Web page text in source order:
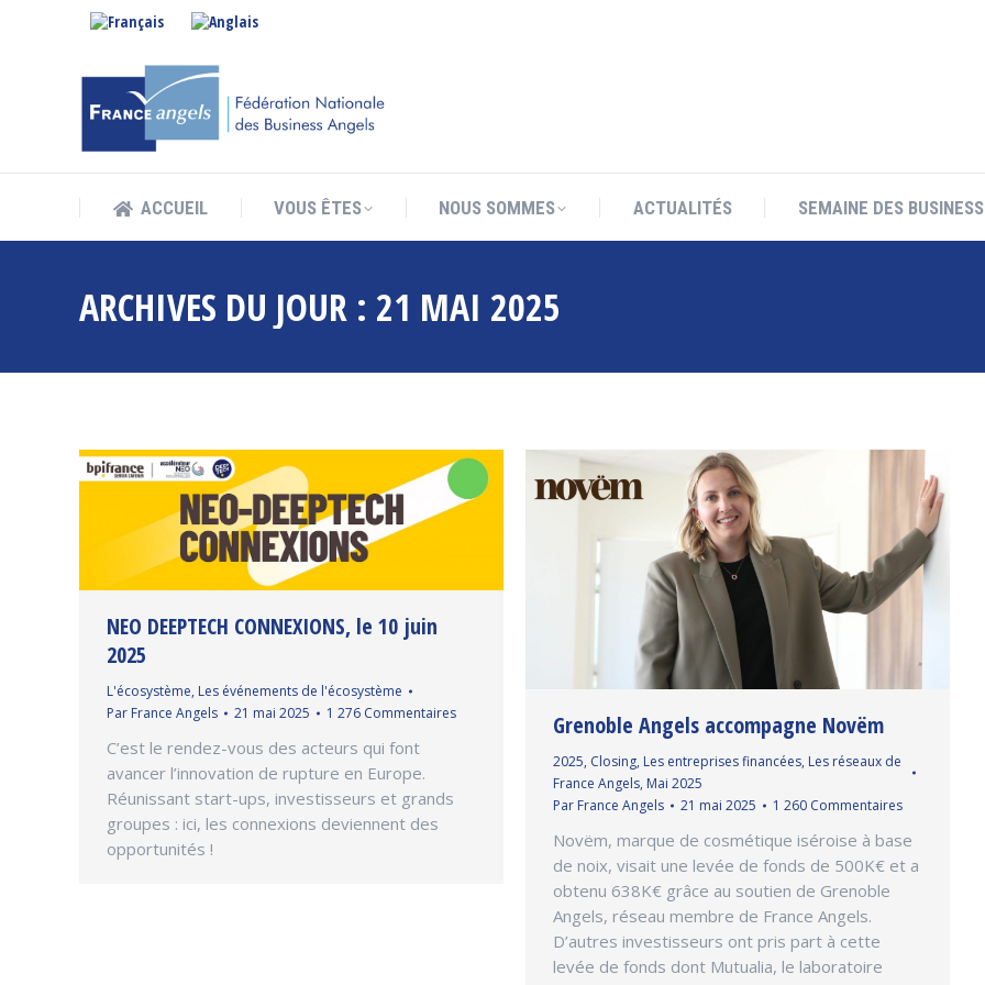
ACCUEIL VOUS ÊTES NOUS SOMMES ACTUALITÉS SEMAINE DES
ARCHIVES DU JOUR : 21 MAI 2025
NEO DEEPTECH CONNEXIONS, le 10 juin
2025
L'écosystème, Les événements de l'écosystème
Par France Angels 21 mai 2025 1 276 Commentaires
C’est le rendez-vous des acteurs qui font
avancer l’innovation de rupture en Europe.
Réunissant start-ups, investisseurs et grands
groupes : ici, les connexions deviennent des
opportunités !
Grenoble Angels accompagne Novëm
2025, Closing, Les entreprises financées, Les réseaux de
France Angels, Mai 2025
Par France Angels 21 mai 2025 1 260 Commentaires
Novëm, marque de cosmétique iséroise à base
de noix, visait une levée de fonds de 500K€ et a
obtenu 638K€ grâce au soutien de Grenoble
Angels, réseau membre de France Angels.
D’autres investisseurs ont pris part à cette
levée de fonds dont Mutualia, le laboratoire
ACCUEIL